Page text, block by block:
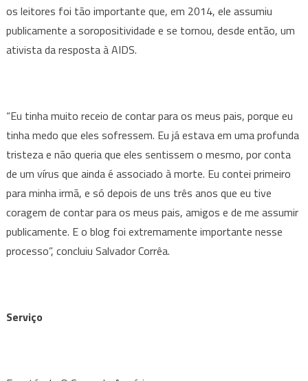
os leitores foi tão importante que, em 2014, ele assumiu
publicamente a soropositividade e se tornou, desde então, um
ativista da resposta à AIDS.
“Eu tinha muito receio de contar para os meus pais, porque eu
tinha medo que eles sofressem. Eu já estava em uma profunda
tristeza e não queria que eles sentissem o mesmo, por conta
de um vírus que ainda é associado à morte. Eu contei primeiro
para minha irmã, e só depois de uns três anos que eu tive
coragem de contar para os meus pais, amigos e de me assumir
publicamente. E o blog foi extremamente importante nesse
processo”, concluiu Salvador Corrêa.
Serviço